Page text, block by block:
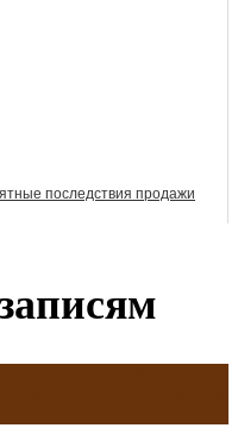
последствия продажи